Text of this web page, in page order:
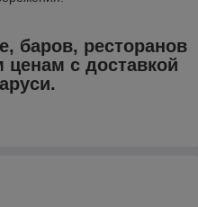
баров, ресторанов
с доставкой